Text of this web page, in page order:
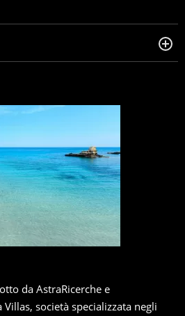
Da oltre dieci anni si occupa di
e videogame.
da AstraRicerche e
società specializzata negli